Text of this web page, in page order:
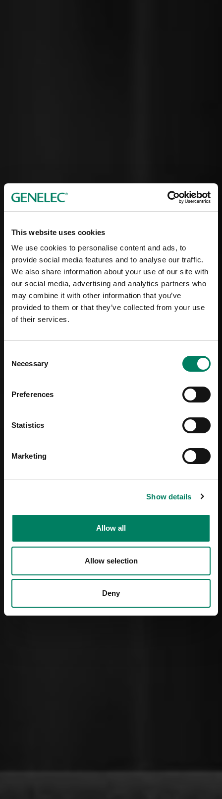
This website uses cookies
We use cookies to personalise content and ads, to
provide social media features and to analyse our traffic.
We also share information about your use of our site with
our social media, advertising and analytics partners who
may combine it with other information that you’ve
provided to them or that they’ve collected from your use
of their services.
Selection
Necessary
Preferences
Statistics
Marketing
Show details
Allow all
Allow selection
Deny